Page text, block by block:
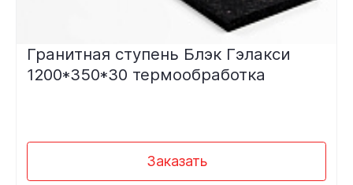
Гранитная ступень Блэк Гэлакси
1200*350*30 термообработка
Заказать